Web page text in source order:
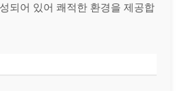
되어 있어 쾌적한 환경을 제공합